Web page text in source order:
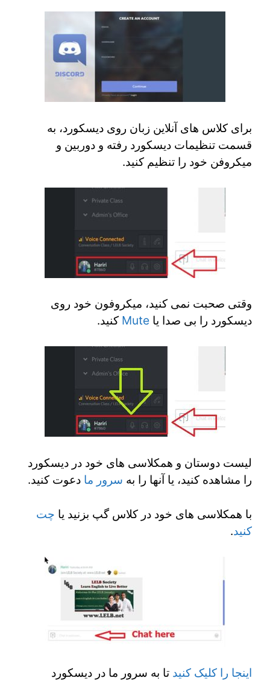
برای کلاس های آنلاین زبان روی دیسکورد، به
قسمت تنظیمات دیسکورد رفته و دوربین و
میکروفن خود را تنظیم کنید.
وقتی صحبت نمی کنید، میکروفون خود روی
دیسکورد را بی صدا یا Mute کنید.
لیست دوستان و همکلاسی های خود در دیسکورد
را مشاهده کنید، یا آنها را به سرور ما دعوت کنید.
با همکلاسی های خود در کلاس گپ بزنید یا چت
کنید.
اینجا را کلیک کنید تا به سرور ما در دیسکورد